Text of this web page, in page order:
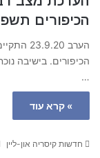
הכיפורים
הערב
הכיפורים. בישיבה
…
» קרא עוד
חדשות קיסריה און-ליין